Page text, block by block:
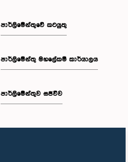
පාර්ලිමේන්තුවේ කටයුතු
පාර්ලිමේන්තු මහලේකම් කාර්යාලය
පාර්ලිමේන්තුව සජීවීව